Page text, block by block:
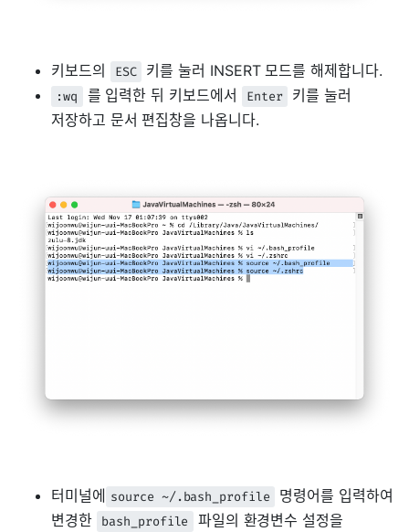
키보드의 ESC 키를 눌러 INSERT 모드를 해제합니다.
:wq 를 입력한 뒤 키보드에서 Enter
키를 눌러
저장하고 문서 편집창을 나옵니다.
터미널에 source ~/.bash_profile
명령어를 입력하여
변경한
bash_profile
파일의 환경변수 설정을